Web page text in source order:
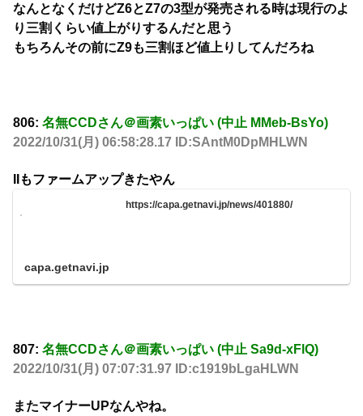
なんとなくだけどZ6とZ7の3型が発売される時は現行のよ
り三割くらい値上がりするんだと思う
もちろんその前にZ9も三割ほど値上りしてんだろね
806: 名無CCDさん＠画素いっぱい (中止 MMeb-BsYo)
2022/10/31(月) 06:58:28.17 ID:SAntM0DpMHLWN
IIもファームアップきたやん
https://capa.getnavi.jp/news/401880/
capa.getnavi.jp
807: 名無CCDさん＠画素いっぱい (中止 Sa9d-xFlQ)
2022/10/31(月) 07:07:31.97 ID:c1919bLgaHLWN
またマイナーUPなんやね。